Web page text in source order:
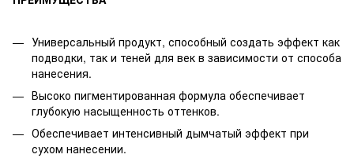
Универсальный продукт, способный создать эффект как
подводки, так и теней для век в зависимости от способа
нанесения.
Высоко пигментированная формула обеспечивает
глубокую насыщенность оттенков.
Обеспечивает интенсивный дымчатый эффект при
сухом нанесении.